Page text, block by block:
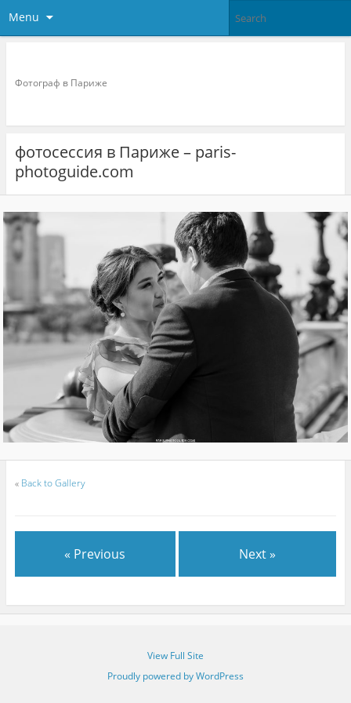
Menu
Фотограф в Париже
фотосессия в Париже – paris-
photoguide.com
« Back to Gallery
« Previous Next »
View Full Site
Proudly powered by WordPress